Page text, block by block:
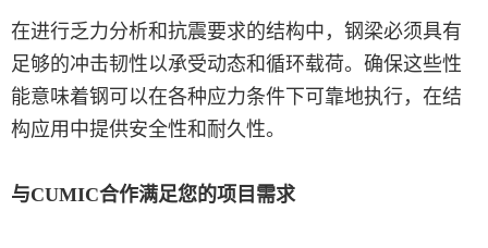
在进行乏力分析和抗震要求的结构中，钢梁必须具有
足够的冲击韧性以承受动态和循环载荷。确保这些性
能意味着钢可以在各种应力条件下可靠地执行，在结
构应用中提供安全性和耐久性。
与CUMIC合作满足您的项目需求